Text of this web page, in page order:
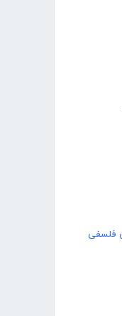
فلسفی